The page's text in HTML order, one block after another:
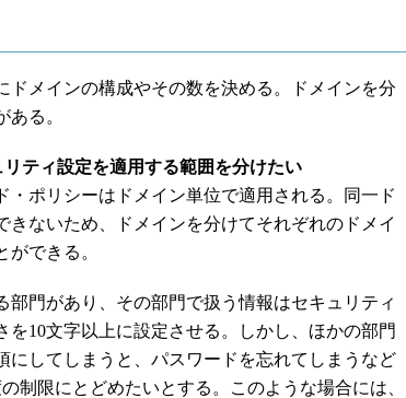
メインの構成やその数を決める。ドメインを分
る。
ティ設定を適用する範囲を分けたい
ポリシーはドメイン単位で適用される。同一ド
きないため、ドメインを分けてそれぞれのドメイ
できる。
門があり、その部門で扱う情報はセキュリティ
10文字以上に設定させる。しかし、ほかの部門
にしてしまうと、パスワードを忘れてしまうなど
制限にとどめたいとする。このような場合には、